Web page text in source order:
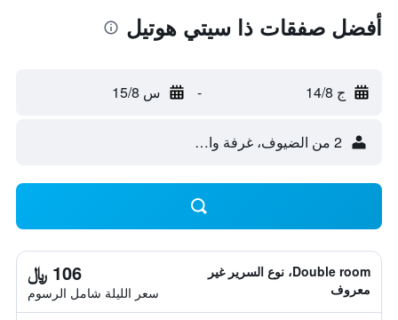
أفضل صفقات ذا سيتي هوتيل
ج 14/8 - س 15/8
2 من الضيوف، غرفة واحدة
Double room، نوع السرير غير
معروف
106 ﷼
سعر الليلة شامل الرسوم